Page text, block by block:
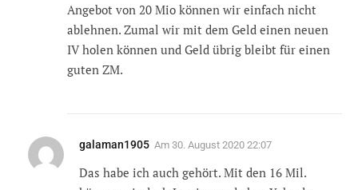
Angebot von 20 Mio können wir einfach nicht
ablehnen. Zumal wir mit dem Geld einen neuen
IV holen können und Geld übrig bleibt für einen
guten ZM.
galaman1905 Am 30. August 2020 22:07
Das habe ich auch gehört. Mit den 16 Mil.